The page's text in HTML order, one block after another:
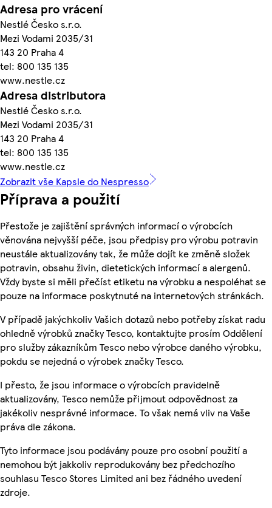
Adresa pro vrácení
Nestlé Česko s.r.o.
Mezi Vodami 2035/31
143 20 Praha 4
tel: 800 135 135
www.nestle.cz
Adresa distributora
Nestlé Česko s.r.o.
Mezi Vodami 2035/31
143 20 Praha 4
tel: 800 135 135
www.nestle.cz
Zobrazit vše Kapsle do Nespresso
Příprava a použití
Přestože je zajištění správných informací o výrobcích
věnována nejvyšší péče, jsou předpisy pro výrobu potravin
neustále aktualizovány tak, že může dojít ke změně složek
potravin, obsahu živin, dietetických informací a alergenů.
Vždy byste si měli přečíst etiketu na výrobku a nespoléhat se
pouze na informace poskytnuté na internetových stránkách.
V případě jakýchkoliv Vašich dotazů nebo potřeby získat radu
ohledně výrobků značky Tesco, kontaktujte prosím Oddělení
pro služby zákazníkům Tesco nebo výrobce daného výrobku,
pokdu se nejedná o výrobek značky Tesco.
I přesto, že jsou informace o výrobcích pravidelně
aktualizovány, Tesco nemůže přijmout odpovědnost za
jakékoliv nesprávné informace. To však nemá vliv na Vaše
práva dle zákona.
Tyto informace jsou podávány pouze pro osobní použití a
nemohou být jakkoliv reprodukovány bez předchozího
souhlasu Tesco Stores Limited ani bez řádného uvedení
zdroje.